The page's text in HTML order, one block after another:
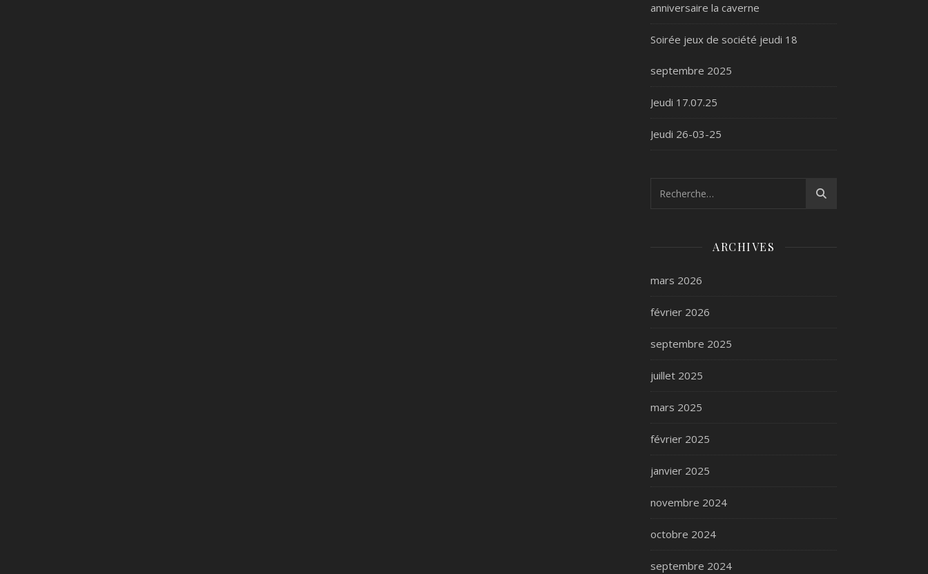
anniversaire la caverne
Soirée jeux de société jeudi 18
septembre 2025
Jeudi 17.07.25
Jeudi 26-03-25
ARCHIVES
mars 2026
février 2026
septembre 2025
juillet 2025
mars 2025
février 2025
janvier 2025
novembre 2024
octobre 2024
septembre 2024